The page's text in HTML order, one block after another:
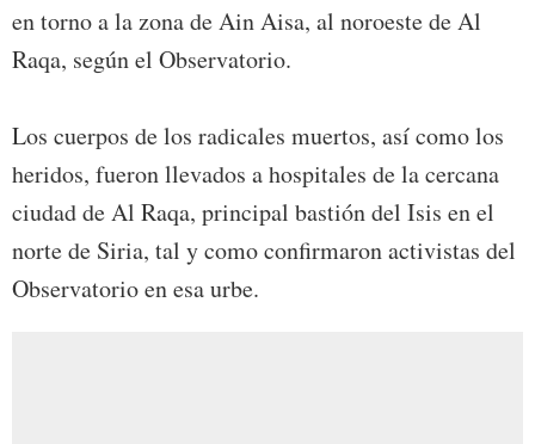
en torno a la zona de Ain Aisa, al noroeste de Al
Raqa, según el Observatorio.
Los cuerpos de los radicales muertos, así como los
heridos, fueron llevados a hospitales de la cercana
ciudad de Al Raqa, principal bastión del Isis en el
norte de Siria, tal y como confirmaron activistas del
Observatorio en esa urbe.